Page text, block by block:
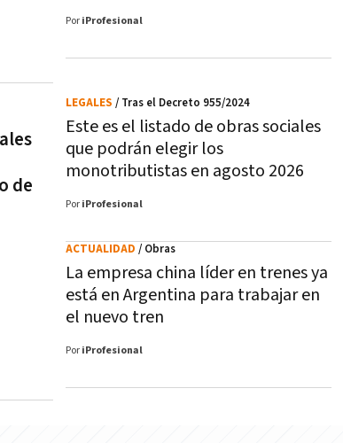
Por iProfesional
de
Este es el listado de obras sociales
que podrán elegir los
monotributistas en agosto 2026
LEGALES / Tras el Decreto 955/2024
Por iProfesional
La empresa china líder en trenes ya
está en Argentina para trabajar en
el nuevo tren
ACTUALIDAD / Obras
Por iProfesional